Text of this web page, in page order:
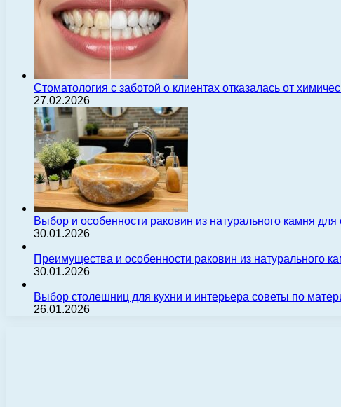
Стоматология с заботой о клиентах отказалась от
27.02.2026
Выбор и особенности раковин из натурального камня
30.01.2026
Преимущества и особенности раковин из натурального
30.01.2026
Выбор столешниц для кухни и интерьера советы по
26.01.2026